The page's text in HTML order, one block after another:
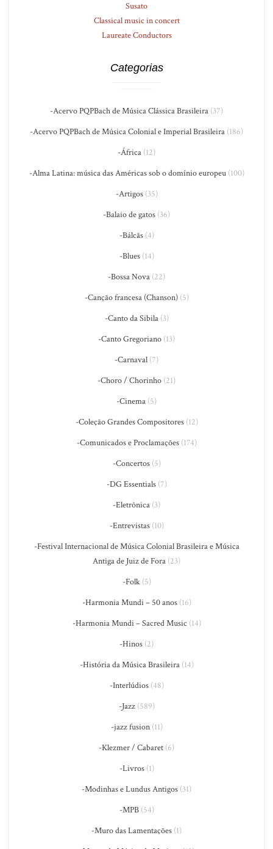
Susato
Classical music in concert
Laureate Conductors
Categorias
-Acervo PQPBach de Música Clássica Brasileira (37)
-Acervo PQPBach de Música Colonial e Imperial Brasileira (186)
-África (12)
-Alma Latina: música das Américas sob o domínio europeu(100)
-Artigos(35)
-Balaio de gatos (36)
-Bálcãs(4)
-Blues(14)
-Bossa Nova (22)
-Canção francesa (Chanson)(5)
-Canto da Sibila(3)
-Canto Gregoriano (13)
-Carnaval (7)
-Choro / Chorinho (21)
-Cinema (5)
-Coleção Grandes Compositores(12)
-Comunicados e Proclamações(174)
-Concertos(5)
-DG Essentials(7)
-Eletrônica (3)
-Entrevistas(10)
-Festival Internacional de Música Colonial Brasileira e Música
Antiga de Juiz de Fora (23)
-Folk(5)
-Harmonia Mundi – 50 anos(16)
-Harmonia Mundi – Sacred Music (14)
-Hinos (2)
-História da Música Brasileira(14)
-Interlúdios(48)
-Jazz(589)
-jazz fusion(11)
-Klezmer / Cabaret (6)
-Livros(1)
-Modinhas e Lundus Antigos (31)
-MPB(54)
-Muro das Lamentações (1)